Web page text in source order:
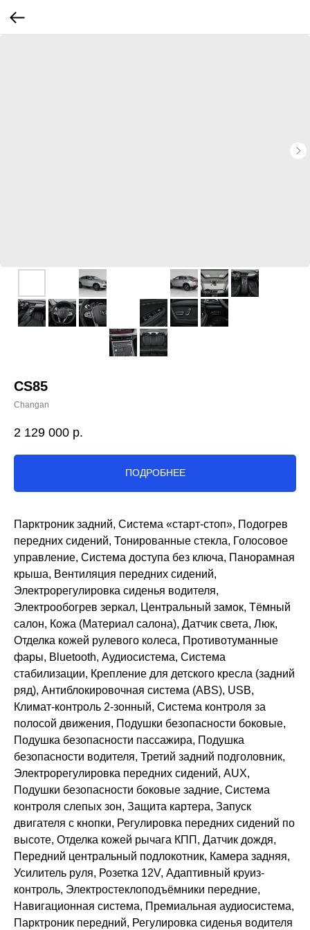
CS85
Changan
2 129 000 р.
ПОДРОБНЕЕ
Парктроник задний, Система «старт-стоп», Подогрев
передних сидений, Тонированные стекла, Голосовое
управление, Система доступа без ключа, Панорамная
крыша, Вентиляция передних сидений,
Электрорегулировка сиденья водителя,
Электрообогрев зеркал, Центральный замок, Тёмный
салон, Кожа (Материал салона), Датчик света, Люк,
Отделка кожей рулевого колеса, Противотуманные
фары, Bluetooth, Аудиосистема, Система
стабилизации, Крепление для детского кресла (задний
ряд), Антиблокировочная система (ABS), USB,
Климат-контроль 2-зонный, Система контроля за
полосой движения, Подушки безопасности боковые,
Подушка безопасности пассажира, Подушка
безопасности водителя, Третий задний подголовник,
Электрорегулировка передних сидений, AUX,
Подушки безопасности боковые задние, Система
контроля слепых зон, Защита картера, Запуск
двигателя с кнопки, Регулировка передних сидений по
высоте, Отделка кожей рычага КПП, Датчик дождя,
Передний центральный подлокотник, Камера задняя,
Усилитель руля, Розетка 12V, Адаптивный круиз-
контроль, Электростеклоподъёмники передние,
Навигационная система, Премиальная аудиосистема,
Парктроник передний, Регулировка сиденья водителя